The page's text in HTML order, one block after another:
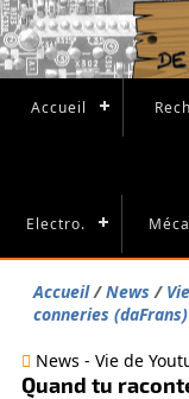
Accueil
Electro.
Accueil News
conneries
News - Vie de
Quand tu